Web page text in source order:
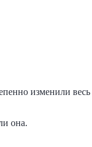
изменили весь
она.